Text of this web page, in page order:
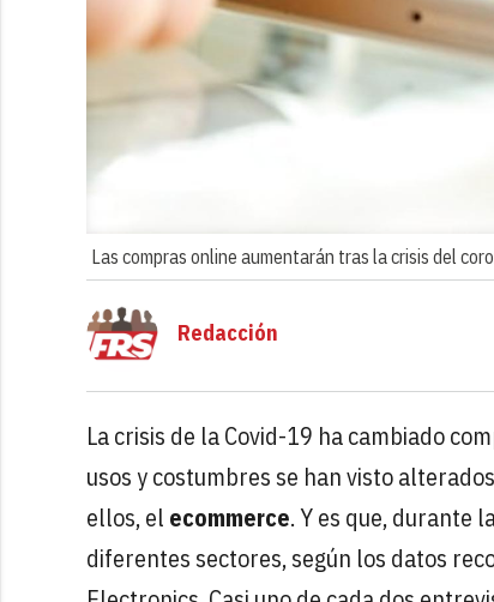
Las compras online aumentarán tras la crisis del
Redacción
La crisis de la Covid-19 ha cambiado
usos y costumbres se han visto
ellos, el ecommerce. Y es que, durante
diferentes sectores, según los datos